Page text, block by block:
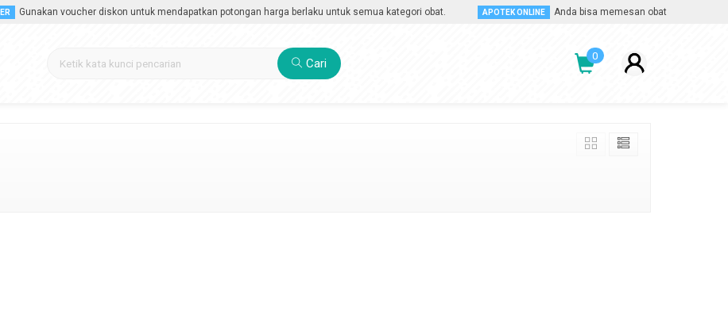
Gunakan voucher diskon untuk mendapatkan potongan harga berlaku untuk semua kategori obat. APOTEK ONLINE Anda bisa memesan obat apa saja, kapan
Cari
0